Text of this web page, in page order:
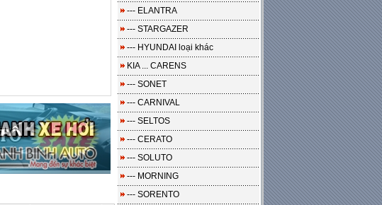
--- ELANTRA
--- STARGAZER
--- HYUNDAI loại khác
KIA ... CARENS
--- SONET
--- CARNIVAL
--- SELTOS
--- CERATO
--- SOLUTO
--- MORNING
--- SORENTO